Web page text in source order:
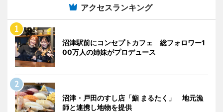
アクセスランキング
沼津駅前にコンセプトカフェ 総フォロワー1
00万人の姉妹がプロデュース
沼津・戸田のすし店「鮨 まるたく」 地元漁
師と連携し地物を提供